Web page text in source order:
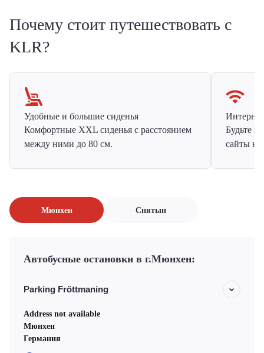
Почему стоит путешествовать с
KLR?
Удобные и большие сиденья
Комфортные XXL сиденья с расстоянием
между ними до 80 см.
Будьте
сайты на
Мюнхен Снятын
Автобусные остановки в г.Мюнхен:
Parking Fröttmaning
Address not available
Мюнхен
Германия